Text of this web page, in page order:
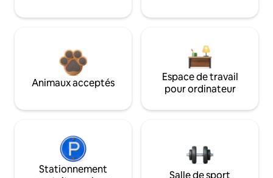
Animaux acceptés
Espace de travail
pour ordinateur
Stationnement
Salle de sport